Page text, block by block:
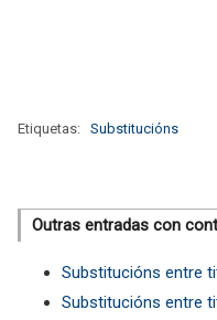
Etiquetas: Substitucións
Outras entradas con
Substitucións entre
Substitucións entre